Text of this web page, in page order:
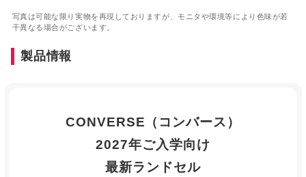
写真は可能な限り実物を再現しておりますが、モニタや環境等により色味が若
干異なる場合がございます。
製品情報
CONVERSE（コンバース）
2027年ご入学向け
最新ランドセル